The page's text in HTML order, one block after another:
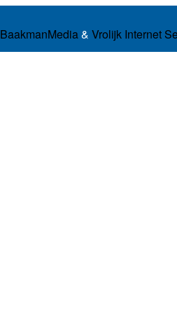
BaakmanMedia& Vrolijk Internet